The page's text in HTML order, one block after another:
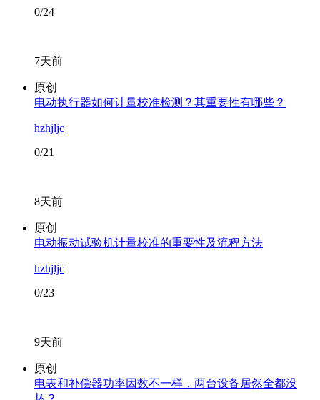
0/24
7天前
原创
电动执行器如何计量校准检测？其重要性有哪些？
hzhjljc
0/21
8天前
原创
电动振动试验机计量校准的重要性及流程方法
hzhjljc
0/23
9天前
原创
电表和补偿器功率因数不一样，两台设备居然全都没